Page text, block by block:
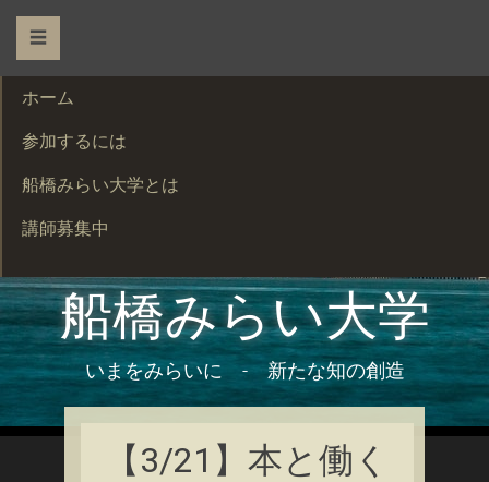
☰
ホーム
参加するには
船橋みらい大学とは
講師募集中
船橋みらい大学
いまをみらいに - 新たな知の創造
【3/21】本と働く